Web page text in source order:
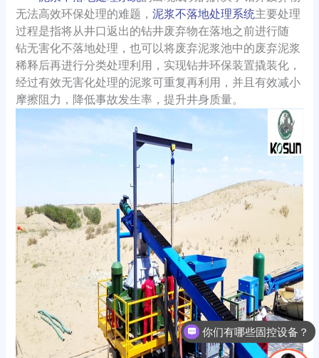
无法高效环保处理的难题，泥浆不落地处理系统主要处理
过程是指将从井口返出的钻井废弃物在落地之前进行随
钻无害化不落地处理，也可以将废弃泥浆池中的废弃泥浆
稀释后再进行分类处理利用，实现钻井环保装置撬装化，
经过有效无害化处理的泥浆可重复再利用，并且有效减小
摩擦阻力，降低事故发生率，提升井身质量。
你们有哪些固控设备？